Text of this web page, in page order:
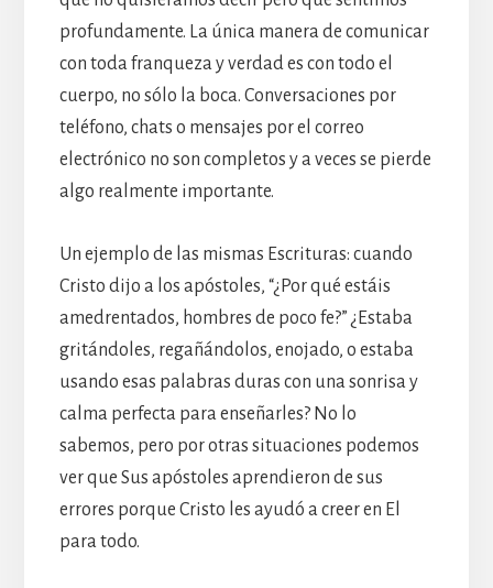
profundamente. La única manera de comunicar
con toda franqueza y verdad es con todo el
cuerpo, no sólo la boca. Conversaciones por
teléfono, chats o mensajes por el correo
electrónico no son completos y a veces se pierde
algo realmente importante.
Un ejemplo de las mismas Escrituras: cuando
Cristo dijo a los apóstoles, “¿Por qué estáis
amedrentados, hombres de poco fe?” ¿Estaba
gritándoles, regañándolos, enojado, o estaba
usando esas palabras duras con una sonrisa y
calma perfecta para enseñarles? No lo
sabemos, pero por otras situaciones podemos
ver que Sus apóstoles aprendieron de sus
errores porque Cristo les ayudó a creer en El
para todo.